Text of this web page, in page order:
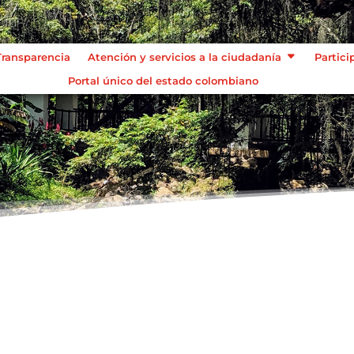
Atención y servicios a la ciudadanía
Portal único del estado colombiano